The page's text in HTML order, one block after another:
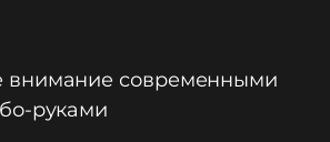
внимание современными
руками